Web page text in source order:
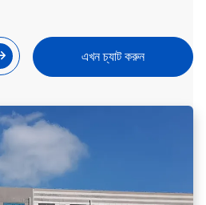
এখন চ্যাট করুন